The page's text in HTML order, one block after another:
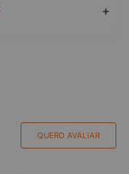
+
QUERO AVALIAR